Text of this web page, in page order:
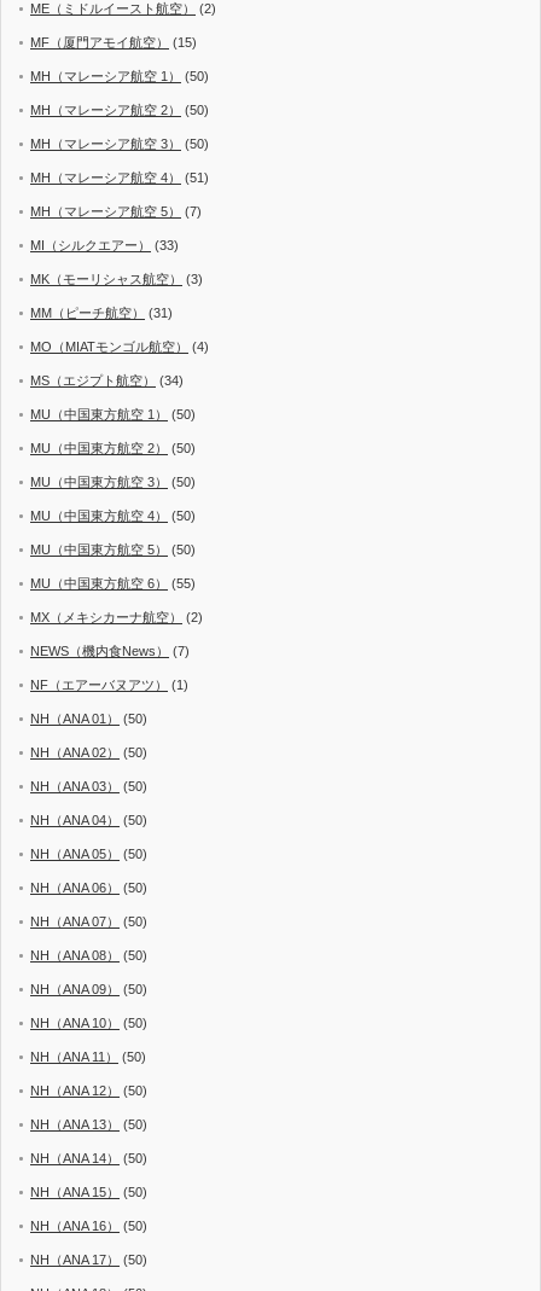
ME（ミドルイースト航空） (2)
MF（厦門アモイ航空） (15)
MH（マレーシア航空 1） (50)
MH（マレーシア航空 2） (50)
MH（マレーシア航空 3） (50)
MH（マレーシア航空 4） (51)
MH（マレーシア航空 5） (7)
MI（シルクエアー） (33)
MK（モーリシャス航空） (3)
MM（ピーチ航空） (31)
MO（MIATモンゴル航空） (4)
MS（エジプト航空） (34)
MU（中国東方航空 1） (50)
MU（中国東方航空 2） (50)
MU（中国東方航空 3） (50)
MU（中国東方航空 4） (50)
MU（中国東方航空 5） (50)
MU（中国東方航空 6） (55)
MX（メキシカーナ航空） (2)
NEWS（機内食News） (7)
NF（エアーバヌアツ） (1)
NH（ANA 01） (50)
NH（ANA 02） (50)
NH（ANA 03） (50)
NH（ANA 04） (50)
NH（ANA 05） (50)
NH（ANA 06） (50)
NH（ANA 07） (50)
NH（ANA 08） (50)
NH（ANA 09） (50)
NH（ANA 10） (50)
NH（ANA 11） (50)
NH（ANA 12） (50)
NH（ANA 13） (50)
NH（ANA 14） (50)
NH（ANA 15） (50)
NH（ANA 16） (50)
NH（ANA 17） (50)